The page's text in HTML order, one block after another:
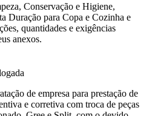
Conservação e Higiene,
Duração para Copa e Cozinha e
quantidades e exigências
anexos.
de empresa para prestação de
e corretiva com troca de peças